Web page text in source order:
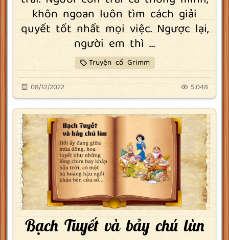
khôn ngoan luôn tìm cách giải
quyết tốt nhất mọi việc. Ngược lại,
người em thì ...
Truyện cổ Grimm
08/12/2022 5.048
Bạch Tuyết và bảy chú lùn